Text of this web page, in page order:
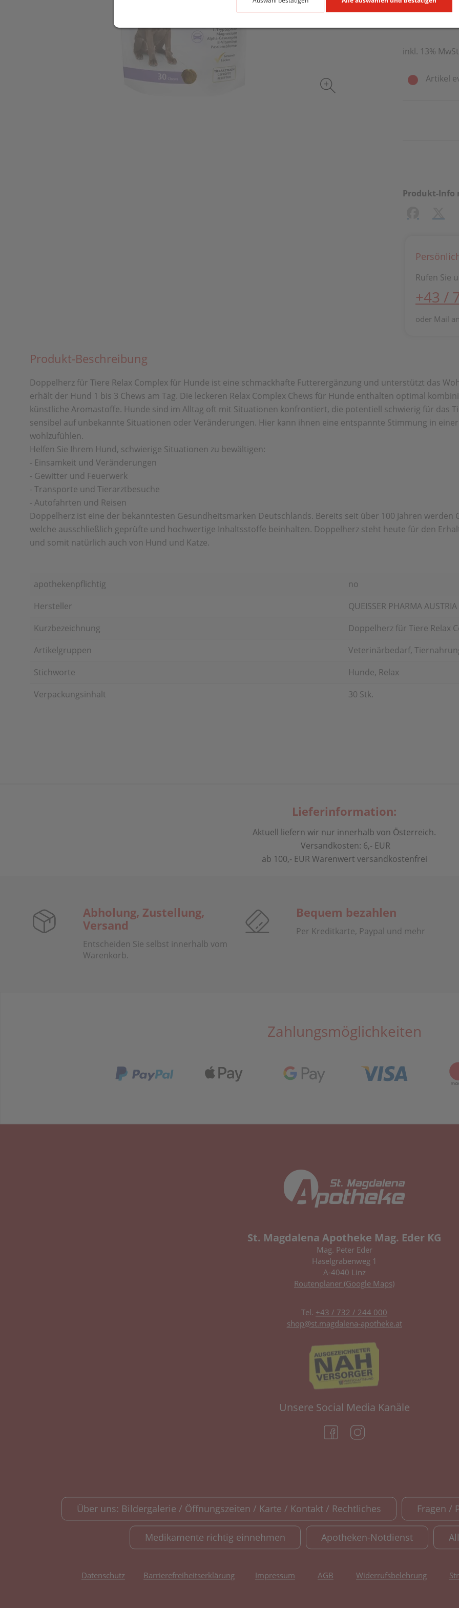
inkl. 13%
Artikel
Produkt-Info
Rufen Sie
+43 /
oder Mail
Produkt-Beschreibung
Doppelherz für Tiere Relax Complex für Hunde ist eine schmackhafte Futterergänzung und unterstützt das
erhält der Hund 1 bis 3 Chews am Tag. Die leckeren Relax Complex Chews für Hunde enthalten optimal
künstliche Aromastoffe. Hunde sind im Alltag oft mit Situationen konfrontiert, die potentiell schwierig für das
sensibel auf unbekannte Situationen oder Veränderungen. Hier kann ihnen eine entspannte Stimmung in
wohlzufühlen.
Helfen Sie Ihrem Hund, schwierige Situationen zu bewältigen:
- Einsamkeit und Veränderungen
- Gewitter und Feuerwerk
- Transporte und Tierarztbesuche
- Autofahrten und Reisen
Doppelherz ist eine der bekanntesten Gesundheitsmarken Deutschlands. Bereits seit über 100 Jahren
welche ausschließlich geprüfte und hochwertige Inhaltsstoffe beinhalten. Doppelherz steht heute für den
und somit natürlich auch von Hund und Katze.
apothekenpflichtig
no
Hersteller
QUEISSER PHARMA
Kurzbezeichnung
Doppelherz für Tiere Relax
Artikelgruppen
Veterinärbedarf,
Stichworte
Hunde, Relax
Verpackungsinhalt
30 Stk.
Lieferinformation:
Aktuell liefern wir nur innerhalb von Österreich.
Versandkosten: 6,- EUR
ab 100,- EUR Warenwert versandkostenfrei
Abholung, Zustellung,
Versand
Entscheiden Sie selbst innerhalb vom
Warenkorb.
Bequem bezahlen
Per Kreditkarte, Paypal und mehr
Zahlungsmöglichkeiten
St. Magdalena Apotheke Mag. Eder KG
Mag. Peter Eder
Haselgrabenweg 1
A-4040 Linz
Routenplaner (Google Maps)
Tel. +43 / 732 / 244 000
shop@st.magdalena-apotheke.at
Unsere Social Media Kanäle
(öffnet in neuem Tab)
Über uns: Bildergalerie / Öffnungszeiten / Karte / Kontakt / Rechtliches Fragen /
Medikamente richtig einnehmen Apotheken-Notdienst
Datenschutz Barrierefreiheitserklärung Impressum AGB Widerrufsbelehrung